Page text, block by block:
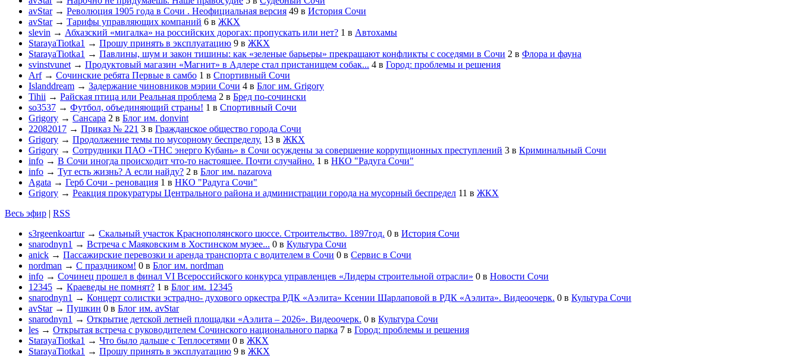
avStar→ Революция 1905 года в Сочи . Неофициальная версия 49 в История Сочи
avStar→ Тарифы управляющих компаний 6 в ЖКХ
slevin → Абхазский «мигалка» на российских дорогах: пропускать или нет? 1 в Автохамы
StarayaTiotka1 → Прошу принять в эксплуатацию 9 в ЖКХ
StarayaTiotka1 → Павлины, шум и закон тишины: как «зеленые барьеры» прекращают конфликты с соседями в Сочи 2 в Флора и фауна
svinstvunet → Продуктовый магазин «Магнит» в Адлере стал пристанищем собак... 4 в Город: проблемы и решения
Arf→ Сочинские ребята Первые в самбо 1 в Спортивный Сочи
Islanddream → Задержание чиновников мэрии Сочи 4 в Блог им. Grigory
Tihii → Райская птица или Реальная проблема 2 в Бред по-cочински
so3537 → Футбол, объединяющий страны! 1 в Спортивный Сочи
Grigory → Сансара 2 в Блог им. donvint
22082017 → Приказ № 221 3 в Гражданское общество города Сочи
Grigory → Продолжение темы по мусорному беспределу. 13 в ЖКХ
Grigory → Сотрудники ПАО «ТНС энерго Кубань» в Сочи осуждены за совершение коррупционных преступлений 3 в Криминальный Сочи
info → В Сочи иногда происходит что-то настоящее. Почти случайно. 1 в НКО "Радуга Сочи"
info → Тут есть жизнь? А если найду? 2 в Блог им. nazarova
Agata → Герб Сочи - реновация 1 в НКО "Радуга Сочи"
Grigory → Реакция прокуратуры Центрального района и администрации города на мусорный беспредел 11 в ЖКХ
Весь эфир | RSS
s3rgeenkoartur→ Скальный участок Краснополянского шоссе. Строительство. 1897год. 0 в История Сочи
snarodnyn1 → Встреча с Маяковским в Хостинском музее... 0 в Культура Сочи
anick → Пассажирские перевозки и аренда транспорта с водителем в Сочи 0 в Сервис в Сочи
nordman → С праздником! 0 в Блог им. nordman
info → Сочинец прошел в финал VI Всероссийского конкурса управленцев «Лидеры строительной отрасли» 0 в Новости Сочи
12345 → Краеведы не помнят? 1 в Блог им. 12345
snarodnyn1 → Концерт солистки эстрадно- духового оркестра РДК «Аэлита» Ксении Шарлаповой в РДК «Аэлита». Видеоочерк. 0 в Культура Сочи
avStar→ Пушкин 0 в Блог им. avStar
snarodnyn1 → Открытие детской летней площадки «Аэлита – 2026». Видеоочерк. 0 в Культура Сочи
les → Открытая встреча с руководителем Сочинского национального парка 7 в Город: проблемы и решения
StarayaTiotka1 → Что было дальше с Теплосетями 0 в ЖКХ
StarayaTiotka1 → Прошу принять в эксплуатацию 9 в ЖКХ